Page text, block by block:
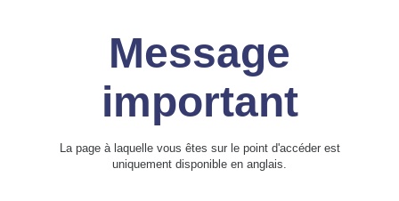
Message
important
La page à laquelle vous êtes sur le point d'accéder est
uniquement disponible en anglais.